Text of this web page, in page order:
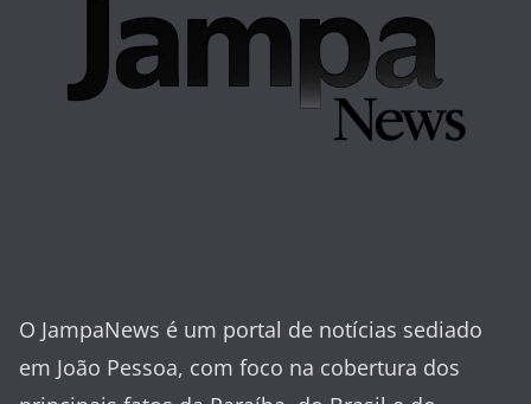
O JampaNews é um portal de notícias sediado
em João Pessoa, com foco na cobertura dos